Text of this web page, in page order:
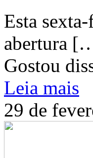
Esta
abertura
Gostou
Leia mais
29 de